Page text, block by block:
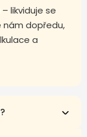
likviduje se
nám dopředu,
a